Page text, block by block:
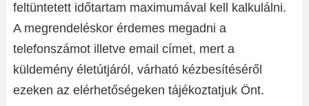
feltüntetett időtartam maximumával kell kalkulálni.
A megrendeléskor érdemes megadni a
telefonszámot illetve email címet, mert a
küldemény életútjáról, várható kézbesítéséről
ezeken az elérhetőségeken tájékoztatjuk Önt.